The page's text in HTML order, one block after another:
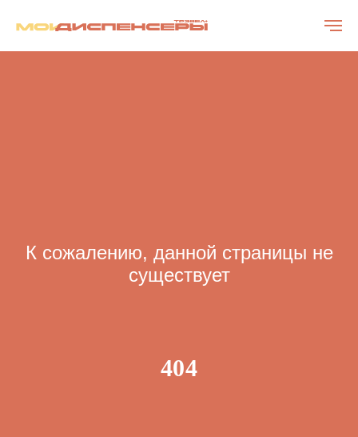
К сожалению, данной страницы не
существует
404